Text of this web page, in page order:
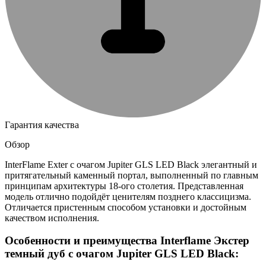
Гарантия качества
Обзор
InterFlame Exter с очагом Jupiter GLS LED Black элегантный и
притягательный каменный портал, выполненный по главным
принципам архитектуры 18-ого столетия. Представленная
модель отлично подойдёт ценителям позднего классицизма.
Отличается пристенным способом установки и достойным
качеством исполнения.
Особенности и преимущества Interflame Экстер
темный дуб с очагом Jupiter GLS LED Black: